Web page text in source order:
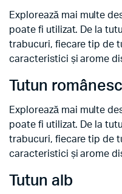
Explorează mai multe
poate fi utilizat. De la
trabucuri, fiecare tip de
caracteristici și arome
Tutun românesc
Explorează mai multe
poate fi utilizat. De la
trabucuri, fiecare tip de
caracteristici și arome
Tutun alb